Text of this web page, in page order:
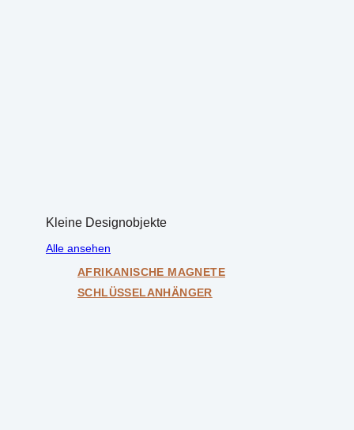
Kleine Designobjekte
Alle ansehen
AFRIKANISCHE MAGNETE
SCHLÜSSELANHÄNGER